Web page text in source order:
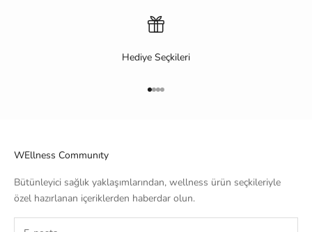
Hediye Seçkileri
1 ögesine git
2 ögesine git
3 ögesine git
4 ögesine git
WEllness Communıty
Bütünleyici sağlık yaklaşımlarından, wellness ürün seçkileriyle
özel hazırlanan içeriklerden haberdar olun.